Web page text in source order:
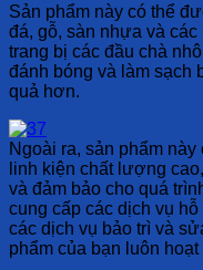
Sản phẩm này có thể
đá, gỗ, sàn nhựa và
trang bị các đầu chà
đánh bóng và làm sạch
quả hơn.
Ngoài ra, sản phẩm
linh kiện chất lượng
và đảm bảo cho quá
cung cấp các dịch vụ
các dịch vụ bảo trì và
phẩm của bạn luôn